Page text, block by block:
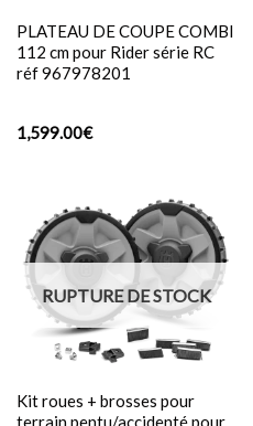
PLATEAU DE COUPE COMBI
112 cm pour Rider série RC
réf 967978201
1,599.00€
RUPTURE DE STOCK
Kit roues + brosses pour
terrain pentu/accidenté pour